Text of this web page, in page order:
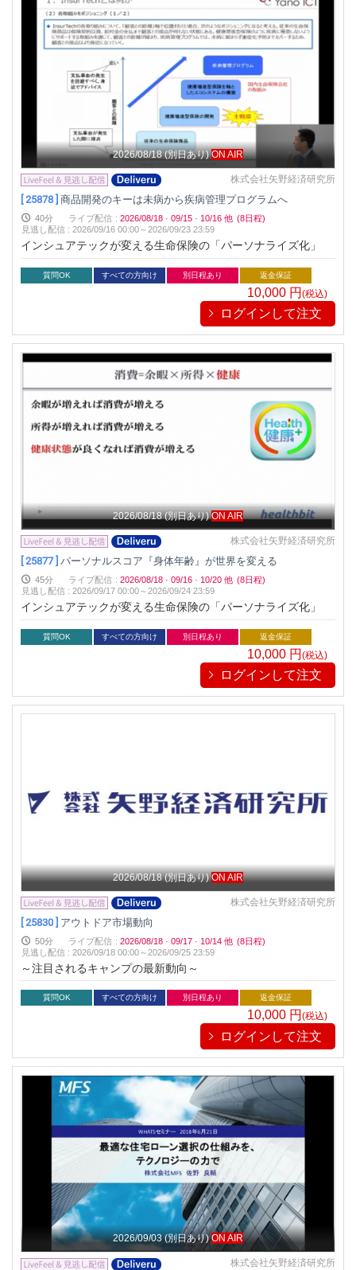
2026/08/18 (別日あり) ON AIR
株式会社矢野経済研究所
[ 25878 ] 商品開発のキーは未病から疾病管理プログラムへ
40分 ライブ配信 : 2026/08/18 · 09/15 · 10/16 他 (8日程)
見逃し配信 :2026/09/16 00:00～2026/09/23 23:59
インシュアテックが変える生命保険の「パーソナライズ化」
質問OK すべての方向け 別日程あり 返金保証
10,000 円(税込)
ログインして注文
2026/08/18 (別日あり) ON AIR
株式会社矢野経済研究所
[ 25877 ] パーソナルスコア『身体年齢』が世界を変える
45分 ライブ配信 : 2026/08/18 · 09/16 · 10/20 他 (8日程)
見逃し配信 :2026/09/17 00:00～2026/09/24 23:59
インシュアテックが変える生命保険の「パーソナライズ化」
質問OK すべての方向け 別日程あり 返金保証
10,000 円(税込)
ログインして注文
2026/08/18 (別日あり) ON AIR
株式会社矢野経済研究所
[ 25830 ] アウトドア市場動向
50分 ライブ配信 : 2026/08/18 · 09/17 · 10/14 他 (8日程)
見逃し配信 :2026/09/18 00:00～2026/09/25 23:59
～注目されるキャンプの最新動向～
質問OK すべての方向け 別日程あり 返金保証
10,000 円 (税込)
ログインして注文
2026/09/03 (別日あり) ON AIR
株式会社矢野経済研究所